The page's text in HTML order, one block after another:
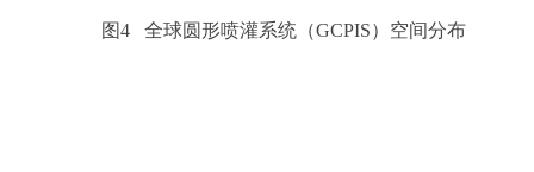
图4 全球圆形喷灌系统（GCPIS）空间分布